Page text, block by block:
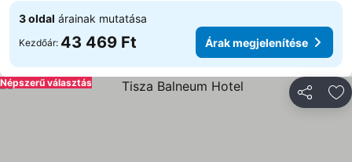
3 oldal árainak mutatása
Kezdőár: 43 469 Ft Árak megjelenítése
Népszerű választás